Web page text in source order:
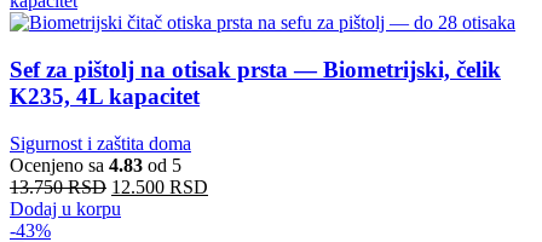
Sef za pištolj na otisak prsta — Biometrijski, čelik
K235, 4L kapacitet
Sigurnost i zaštita doma
Ocenjeno sa 4.83 od 5
13.750RSD 12.500 RSD
Dodaj u korpu
-43%